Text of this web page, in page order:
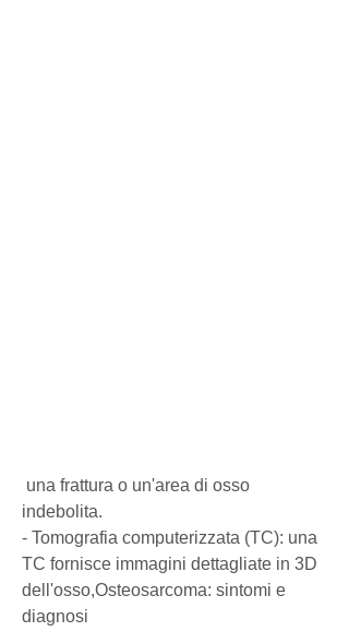
indebolita.
- Tomografia computerizzata (TC): una
TC fornisce immagini dettagliate in 3D
dell'osso,Osteosarcoma: sintomi e
diagnosi